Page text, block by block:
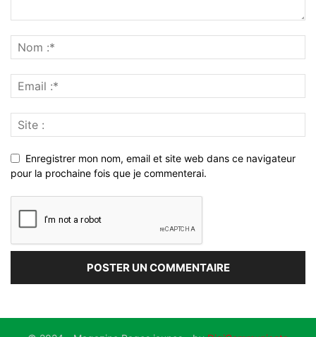
Enregistrer mon nom, email et site web dans ce navigateur
pour la prochaine fois que je commenterai.